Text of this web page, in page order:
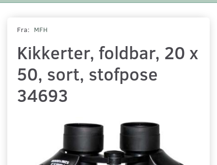
Fra: MFH
Kikkerter, foldbar, 20 x
50, sort, stofpose
34693